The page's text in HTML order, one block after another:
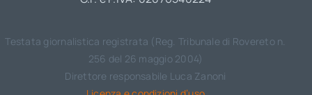
Testata giornalistica registrata (Reg. Tribunale di Rovereto n.
256 del 26 maggio 2004)
Direttore responsabile Luca Zanoni